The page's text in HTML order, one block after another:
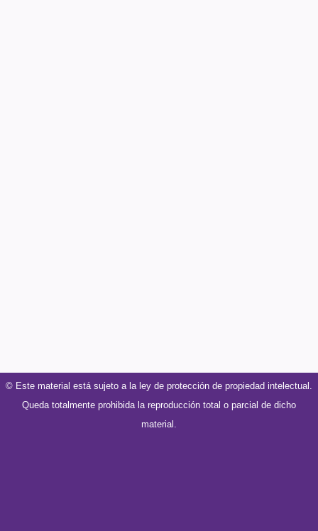
© Este material está sujeto a la ley de protección de propiedad intelectual.
Queda totalmente prohibida la reproducción total o parcial de dicho
material.